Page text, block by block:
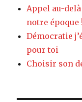
Appel au-
notre époque !
Démocratie
pour toi
Choisir son